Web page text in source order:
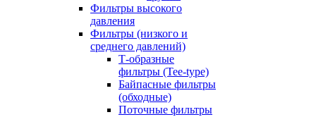
Фильтры высокого
давления
Фильтры (низкого и
среднего давлений)
Т-образные
фильтры (Tee-type)
Байпасные фильтры
(обходные)
Поточные фильтры